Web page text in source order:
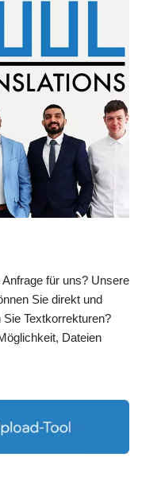
für uns? Unsere
Sie direkt und
Textkorrekturen?
Dateien